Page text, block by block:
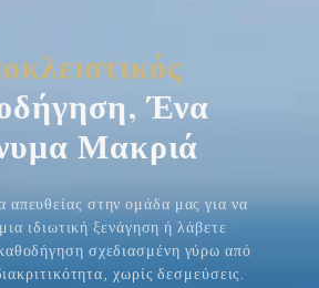
Ένα
Μακριά
απευθείας στην ομάδα μας για να
ιδιωτική ξενάγηση ή λάβετε
σχεδιασμένη γύρω από
χωρίς δεσμεύσεις.